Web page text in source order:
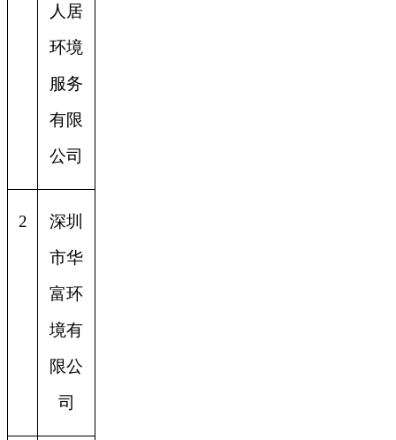
人居
环境
服务
有限
公司
2
深圳
市华
富环
境有
限公
司